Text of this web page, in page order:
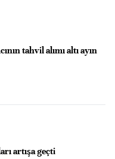
tahvil alımı altı ayın
artışa geçti